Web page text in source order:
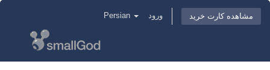
Persian ورود مشاهده کارت خرید